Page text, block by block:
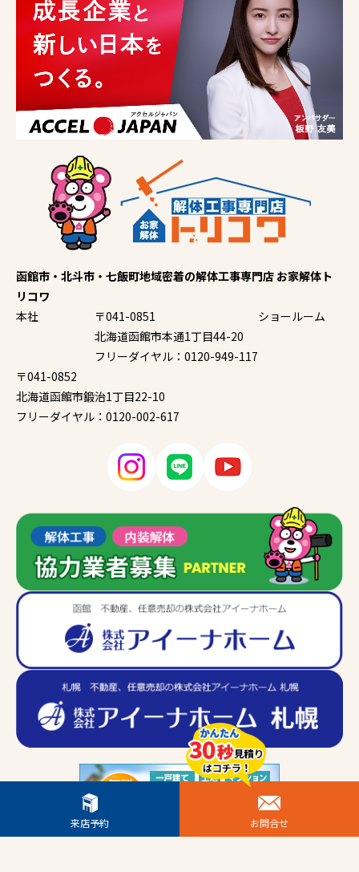
函館市・北斗市・七飯町地域密着の解体工事専門店 お家解体ト
リコワ
本社
〒041-0851
北海道函館市本通1丁目44-20
フリーダイヤル：0120-949-117
ショールーム
〒041-0852
北海道函館市鍛治1丁目22-10
フリーダイヤル：0120-002-617
来店予約 お問合せ